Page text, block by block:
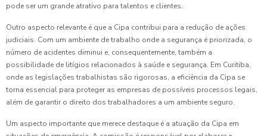
pode ser um grande atrativo para talentos e clientes.
Outro aspecto relevante é que a Cipa contribui para a redução de ações
judiciais. Com um ambiente de trabalho onde a segurança é priorizada, o
número de acidentes diminui e, consequentemente, também a
possibilidade de litígios relacionados à saúde e segurança. Em Curitiba,
onde as legislações trabalhistas são rigorosas, a eficiência da Cipa se
torna essencial para proteger as empresas de possíveis processos legais,
além de garantir o direito dos trabalhadores a um ambiente seguro.
Um aspecto importante que merece destaque é a atuação da Cipa em